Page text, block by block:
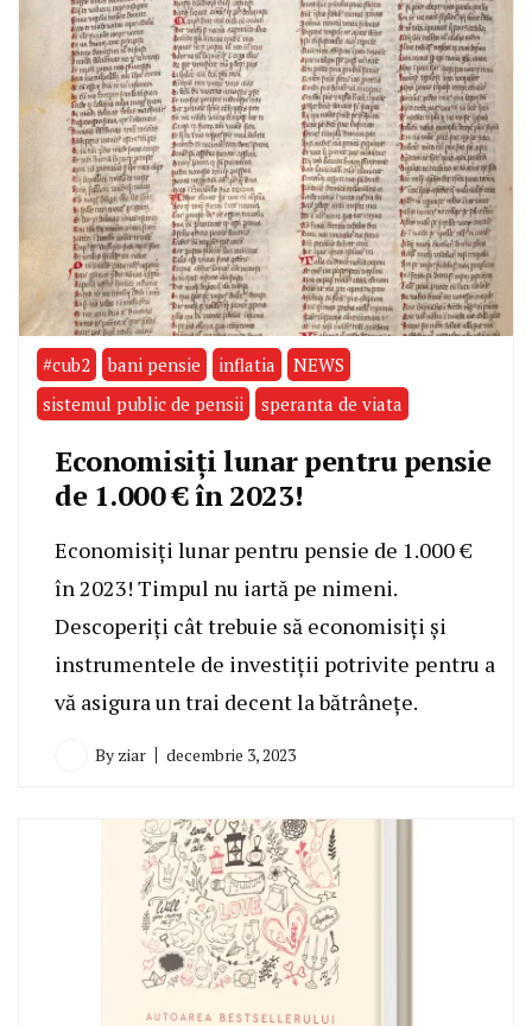
#cub2 bani pensie inflatia
NEWS
sistemul public de pensii
speranta de viata
Economisiți lunar pentru pensie
de 1.000 € în 2023!
Economisiți lunar pentru pensie de 1.000 €
în 2023! Timpul nu iartă pe nimeni.
Descoperiți cât trebuie să economisiți și
instrumentele de investiții potrivite pentru a
vă asigura un trai decent la bătrânețe.
By ziar decembrie 3, 2023